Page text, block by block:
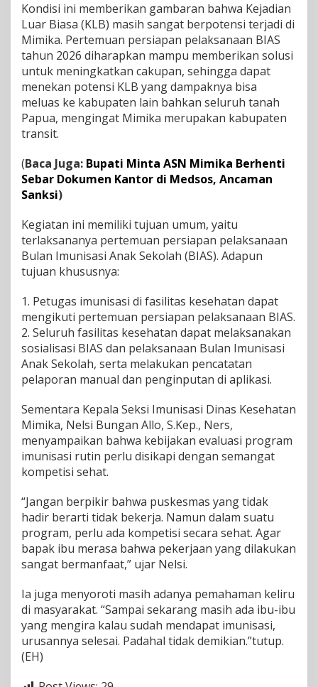
Kondisi ini memberikan gambaran bahwa Kejadian
Luar Biasa (KLB) masih sangat berpotensi terjadi di
Mimika. Pertemuan persiapan pelaksanaan BIAS
tahun 2026 diharapkan mampu memberikan solusi
untuk meningkatkan cakupan, sehingga dapat
menekan potensi KLB yang dampaknya bisa
meluas ke kabupaten lain bahkan seluruh tanah
Papua, mengingat Mimika merupakan kabupaten
transit.
(Baca Juga: Bupati Minta ASN Mimika Berhenti
Sebar Dokumen Kantor di Medsos, Ancaman
Sanksi)
Kegiatan ini memiliki tujuan umum, yaitu
terlaksananya pertemuan persiapan pelaksanaan
Bulan Imunisasi Anak Sekolah (BIAS). Adapun
tujuan khususnya:
1. Petugas imunisasi di fasilitas kesehatan dapat
mengikuti pertemuan persiapan pelaksanaan BIAS.
2. Seluruh fasilitas kesehatan dapat melaksanakan
sosialisasi BIAS dan pelaksanaan Bulan Imunisasi
Anak Sekolah, serta melakukan pencatatan
pelaporan manual dan penginputan di aplikasi.
Sementara Kepala Seksi Imunisasi Dinas Kesehatan
Mimika, Nelsi Bungan Allo, S.Kep., Ners,
menyampaikan bahwa kebijakan evaluasi program
imunisasi rutin perlu disikapi dengan semangat
kompetisi sehat.
“Jangan berpikir bahwa puskesmas yang tidak
hadir berarti tidak bekerja. Namun dalam suatu
program, perlu ada kompetisi secara sehat. Agar
bapak ibu merasa bahwa pekerjaan yang dilakukan
sangat bermanfaat,” ujar Nelsi.
Ia juga menyoroti masih adanya pemahaman keliru
di masyarakat. “Sampai sekarang masih ada ibu-ibu
yang mengira kalau sudah mendapat imunisasi,
urusannya selesai. Padahal tidak demikian.”tutup.
(EH)